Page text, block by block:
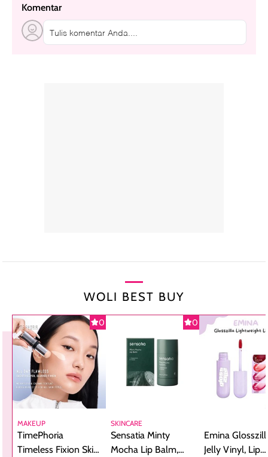
Komentar
Tulis komentar Anda....
WOLI BEST BUY
0
MAKEUP
TimePhoria
Timeless Fixion Skin
0
SKINCARE
Sensatia Minty
Mocha Lip Balm,
Emina
Jelly Vinyl, Lip